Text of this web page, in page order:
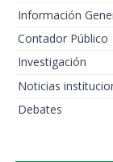
Información
Contador Público
Investigación
Noticias
Debates